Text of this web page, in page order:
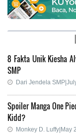
8 Fakta Unik Kiesha
SMP
Dari Jendela
Spoiler Manga One
Kidd?
Monkey D. Luffy|May